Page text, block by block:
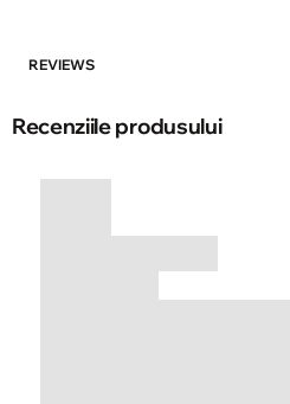
REVIEWS
Recenziile produsului